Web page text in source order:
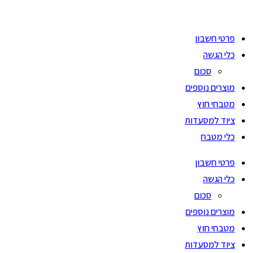
content
פרטי חשבון
כלי הגשה
סכום
מוצרים נוספים
מטבחי חוץ
ציוד למסעדות
כלי מטבח
פרטי חשבון
כלי הגשה
סכום
מוצרים נוספים
מטבחי חוץ
ציוד למסעדות